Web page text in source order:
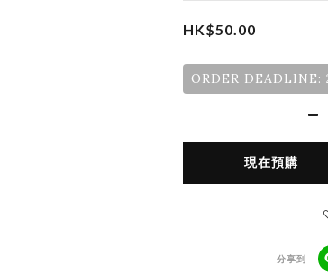
HK$50.00
ORDER
現在預購
分享到